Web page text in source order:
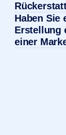
Haben Sie
Erstellung
einer